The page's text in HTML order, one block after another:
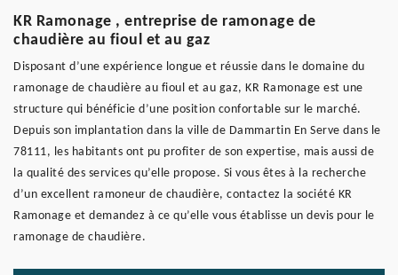
KR Ramonage , entreprise de ramonage de
chaudière au fioul et au gaz
Disposant d’une expérience longue et réussie dans le domaine du
ramonage de chaudière au fioul et au gaz, KR Ramonage est une
structure qui bénéficie d’une position confortable sur le marché.
Depuis son implantation dans la ville de Dammartin En Serve dans le
78111, les habitants ont pu profiter de son expertise, mais aussi de
la qualité des services qu’elle propose. Si vous êtes à la recherche
d’un excellent ramoneur de chaudière, contactez la société KR
Ramonage et demandez à ce qu’elle vous établisse un devis pour le
ramonage de chaudière.